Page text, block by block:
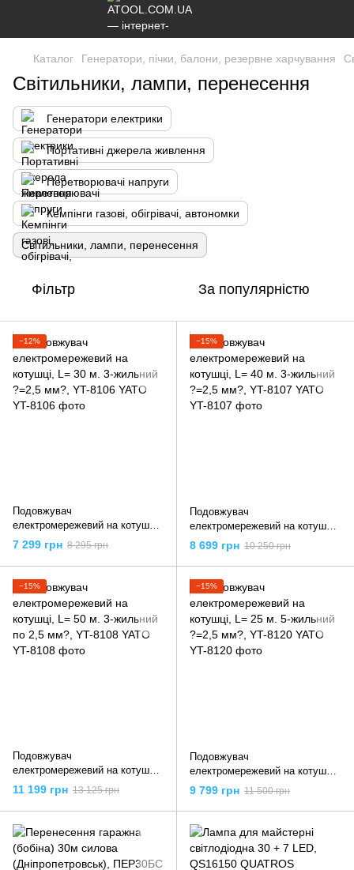
Каталог Генератори, пічки, балони, резервне харчування
Світильники, лампи, перенесення
Генератори електрики
Портативні джерела живлення
Перетворювачі напруги
Кемпінги газові, обігрівачі, автономки
Світильники, лампи, перенесення
Фільтр За популярністю
−12%
Подовжувач
електромережевий на котушці,
L= 30 м. 3-жильний ?=2,5 мм?,
YT-8106 YATO
7 299 грн 8 295 грн
−15%
Подовжувач
електромережевий на котушці,
L= 40 м. 3-жильний ?=2,5 мм?,
YT-8107 YATO
8 699 грн 10 250 грн
−15%
Подовжувач
електромережевий на котушці,
L= 50 м. 3-жильний по 2,5 мм?,
YT-8108 YATO
11 199 грн 13 125 грн
−15%
Подовжувач
електромережевий на котушці,
L= 25 м. 5-жильний ?=2,5 мм?,
YT-8120 YATO
9 799 грн 11 500 грн